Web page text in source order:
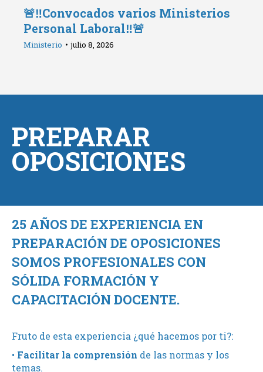
🚨‼️Convocados varios Ministerios
Personal Laboral‼️🚨
Ministerio julio 8, 2026
PREPARAR
OPOSICIONES
25 AÑOS DE EXPERIENCIA EN
PREPARACIÓN DE OPOSICIONES
SOMOS PROFESIONALES CON
SÓLIDA FORMACIÓN Y
CAPACITACIÓN DOCENTE.
Fruto de esta experiencia ¿qué hacemos por ti?:
• Facilitar la comprensión de las normas y los
temas.